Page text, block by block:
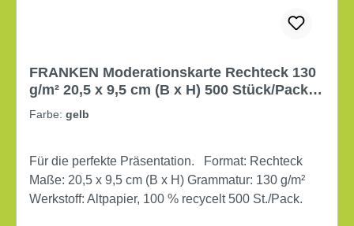
FRANKEN Moderationskarte Rechteck 130
g/m² 20,5 x 9,5 cm (B x H) 500 Stück/Pack
gelb
Farbe: gelb
Für die perfekte Präsentation. Format: Rechteck
Maße: 20,5 x 9,5 cm (B x H) Grammatur: 130 g/m²